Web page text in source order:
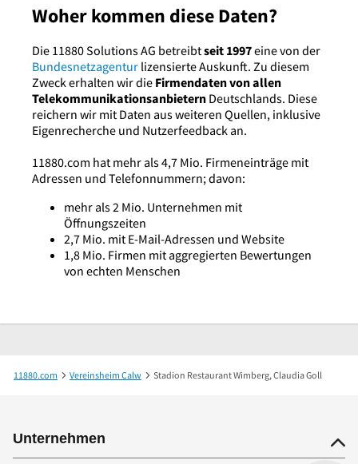
Woher kommen diese Daten?
Die 11880 Solutions AG betreibtseit 1997eine von der
Bundesnetzagentur lizensierte Auskunft. Zu diesem
Zweck erhalten wir die Firmendaten von allen
Telekommunikationsanbietern Deutschlands. Diese
reichern wir mit Daten aus weiteren Quellen, inklusive
Eigenrecherche und Nutzerfeedback an.
11880.com hat mehr als 4,7 Mio. Firmeneinträge mit
Adressen und Telefonnummern; davon:
mehr als 2 Mio. Unternehmen mit
Öffnungszeiten
2,7 Mio. mit E-Mail-Adressen und Website
1,8 Mio. Firmen mit aggregierten Bewertungen
von echten Menschen
11880.com Vereinsheim Calw Stadion Restaurant Wimberg, Claudia Goll
Unternehmen